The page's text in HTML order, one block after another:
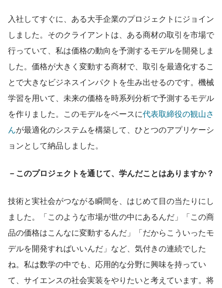
入社してすぐに、ある大手企業のプロジェクトにジョイン
しました。そのクライアントは、ある商材の取引を市場で
行っていて、私は価格の動向を予測するモデルを開発しま
した。価格が大きく変動する商材で、取引を最適化するこ
とで大きなビジネスインパクトを生み出せるのです。機械
学習を用いて、未来の価格を時系列分析で予測するモデル
を作りました。このモデルをベースに代表取締役の観山さ
んが最適化のシステムを構築して、ひとつのアプリケーシ
ョンとして納品しました。
－このプロジェクトを通じて、学んだことはありますか？
技術と実社会がつながる瞬間を、はじめて目の当たりにし
ました。「このような市場が世の中にあるんだ」「この商
品の価格はこんなに変動するんだ」「だからこういったモ
デルを開発すればいいんだ」など、気付きの連続でした
ね。私は数学の中でも、応用的な分野に興味を持ってい
て、サイエンスの社会実装をやりたいと考えています。将